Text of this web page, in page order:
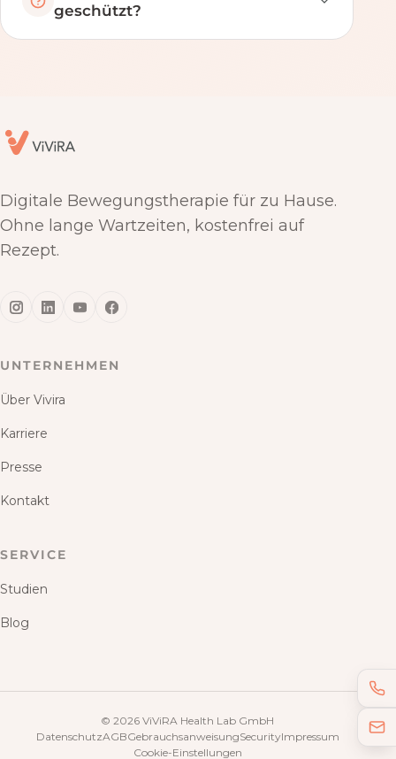
geschützt?
Digitale Bewegungstherapie für zu Hause.
Ohne lange Wartzeiten, kostenfrei auf
Rezept.
UNTERNEHMEN
Über Vivira
Karriere
Presse
Kontakt
SERVICE
Studien
Blog
© 2026 ViViRA Health Lab GmbH
DatenschutzAGBGebrauchsanweisungSecurityImpressum
Cookie-Einstellungen